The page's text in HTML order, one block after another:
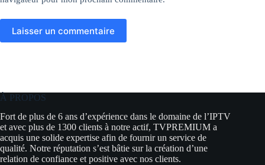
Laisser un commentaire
À PROPOS
Fort de plus de 6 ans d’expérience dans le domaine de l’IPTV
et avec plus de 1300 clients à notre actif, TVPREMIUM a
acquis une solide expertise afin de fournir un service de
qualité. Notre réputation s’est bâtie sur la création d’une
relation de confiance et positive avec nos clients.